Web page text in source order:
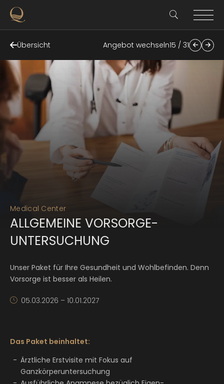
Übersicht Angebot wechseln15 / 31
Medical Center
ALLGEMEINE VORSORGE-
UNTERSUCHUNG
Unser Paket für Ihre Gesundheit und Wohlbefinden. Denn
Vorsorge ist besser als Heilen.
05.03.2026 – 10.01.2027
Das Paket beinhaltet:
Ärztliche Erstvisite mit Fokus auf
Ganzkörperuntersuchung